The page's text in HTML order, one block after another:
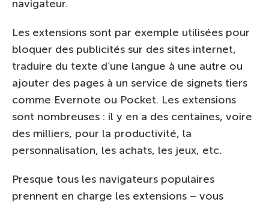
navigateur.
Les extensions sont par exemple utilisées pour
bloquer des publicités sur des sites internet,
traduire du texte d’une langue à une autre ou
ajouter des pages à un service de signets tiers
comme Evernote ou Pocket. Les extensions
sont nombreuses : il y en a des centaines, voire
des milliers, pour la productivité, la
personnalisation, les achats, les jeux, etc.
Presque tous les navigateurs populaires
prennent en charge les extensions – vous